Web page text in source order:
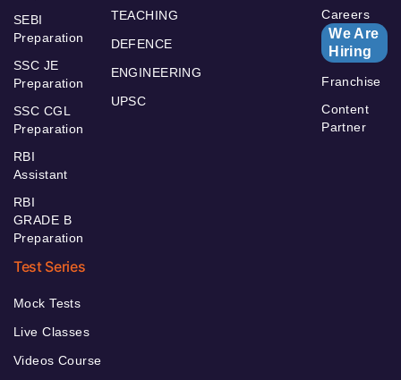
SEBI
Preparation
SSC JE
Preparation
SSC CGL
Preparation
RBI
Assistant
RBI
GRADE B
Preparation
TEACHING
DEFENCE
ENGINEERING
UPSC
Careers
We Are
Hiring
Franchise
Content
Partner
Test Series
Mock Tests
Live Classes
Videos Course